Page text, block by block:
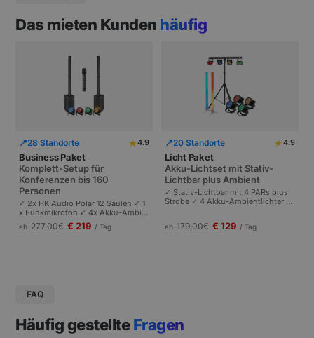
Das mieten Kunden häufig
📍28 Standorte ★4.9
Business Paket
Komplett-Setup für
Konferenzen bis 160
Personen
✓ 2x HK Audio Polar 12 Säulen ✓ 1
x Funkmikrofon ✓ 4x Akku-Ambie
ntlichter | Komplettes Setup für Ta
gungen und Pressekonferenzen |
ab 277,00€ € 219 / Tag
📍20 Standorte ★4.9
Licht Paket
Akku-Lichtset mit Stativ-
Lichtbar plus Ambient
✓ Stativ-Lichtbar mit 4 PARs plus
Strobe ✓ 4 Akku-Ambientlichter ✓
ersonen.
ab 179,00€ € 129 / Tag
FAQ
Häufig gestellteFragen